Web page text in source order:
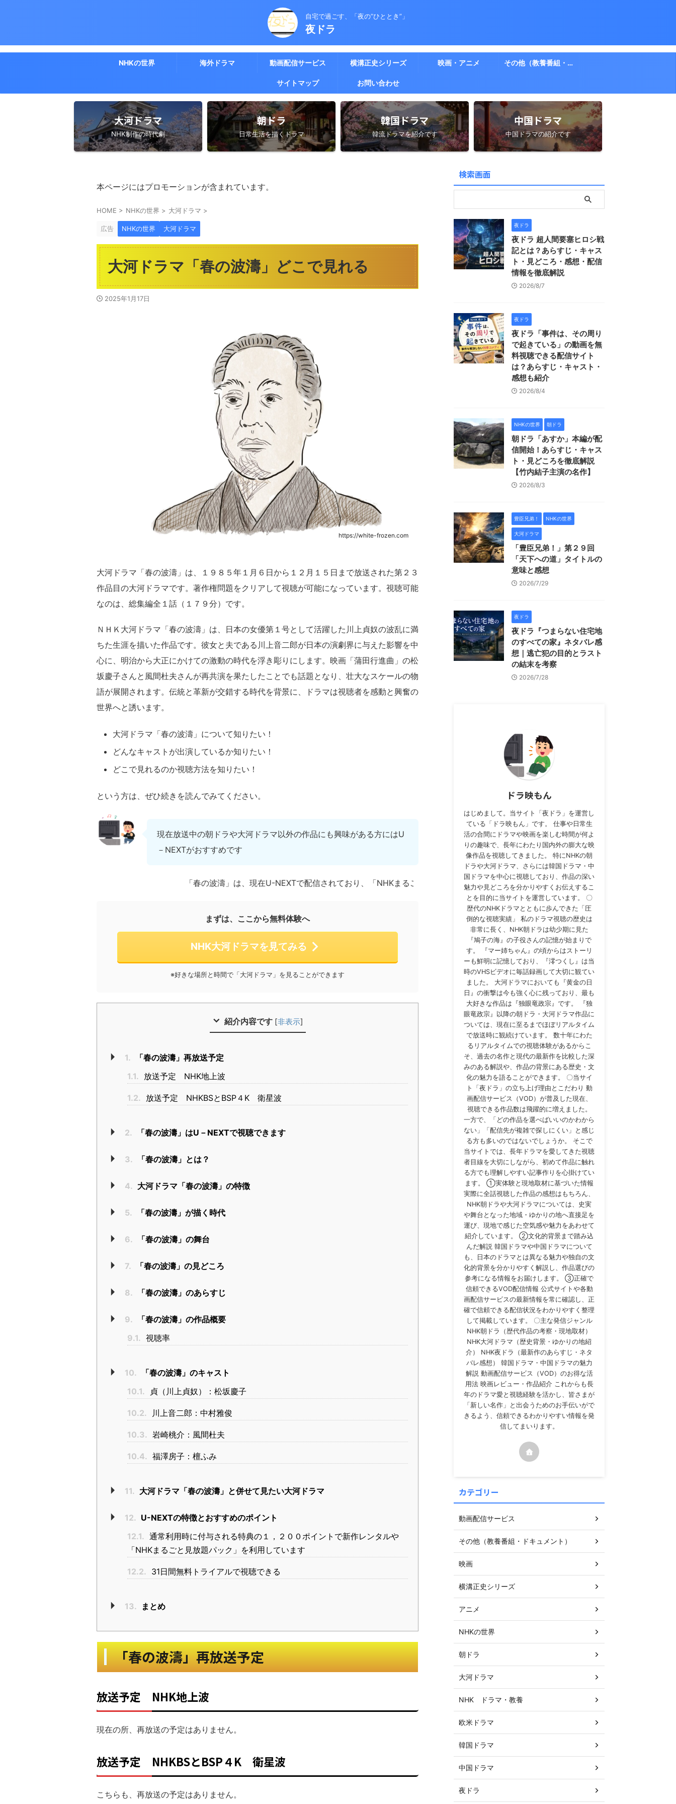
自宅で過ごす、「夜の”ひととき”」
夜ドラ
NHKの世界 海外ドラマ 動画配信サービス 横溝正史シリーズ 映画・アニメ その他（教養番組・ドキュメント）
サイトマップ お問い合わせ
大河ドラマ
NHK制作の時代劇
朝ドラ
日常生活を描くドラマ
韓国ドラマ
韓流ドラマを紹介です
中国ドラマ
中国ドラマの紹介です
本ページにはプロモーションが含まれています。
HOME > NHKの世界 > 大河ドラマ >
広告 NHKの世界 大河ドラマ
大河ドラマ「春の波濤」どこで見れる
2025年1月17日
https://white-frozen.com
大河ドラマ「春の波濤」は、１９８５年１月６日から１２月１５日まで放送された第２３
作品目の大河ドラマです。著作権問題をクリアして視聴が可能になっています。視聴可能
なのは、総集編全１話（１７９分）です。
ＮＨＫ大河ドラマ「春の波濤」は、日本の女優第１号として活躍した川上貞奴の波乱に満
ちた生涯を描いた作品です。彼女と夫である川上音二郎が日本の演劇界に与えた影響を中
心に、明治から大正にかけての激動の時代を浮き彫りにします。映画「蒲田行進曲」の松
坂慶子さんと風間杜夫さんが再共演を果たしたことでも話題となり、壮大なスケールの物
語が展開されます。伝統と革新が交錯する時代を背景に、ドラマは視聴者を感動と興奮の
世界へと誘います。
大河ドラマ「春の波濤」について知りたい！
どんなキャストが出演しているか知りたい！
どこで見れるのか視聴方法を知りたい！
という方は、ぜひ続きを読んでみてください。
現在放送中の朝ドラや大河ドラマ以外の作品にも興味がある方にはU
－NEXTがおすすめです
「春の波濤」は、現在U-NEXTで配信されており、「NHKまるごと見放題パック」で視聴できます。
まずは、ここから無料体験へ
NHK大河ドラマを見てみる
※好きな場所と時間で「大河ドラマ」を見ることができます
紹介内容です [非表示]
1.
「春の波濤」再放送予定
1.1. 放送予定 NHK地上波
1.2. 放送予定 NHKBSとBSP４K 衛星波
2. 「春の波濤」はU－NEXTで視聴できます
3. 「春の波濤」とは？
4. 大河ドラマ「春の波濤」の特徴
5. 「春の波濤」が描く時代
6. 「春の波濤」の舞台
7. 「春の波濤」の見どころ
8. 「春の波濤」のあらすじ
9.
「春の波濤」の作品概要
9.1. 視聴率
10.
「春の波濤」のキャスト
10.1.
貞（川上貞奴）：松坂慶子
10.2. 川上音二郎：中村雅俊
10.3. 岩崎桃介：風間杜夫
10.4. 福澤房子：檀ふみ
11. 大河ドラマ「春の波濤」と併せて見たい大河ドラマ
12. U-NEXTの特徴とおすすめのポイント
12.1. 通常利用時に付与される特典の１，２００ポイントで新作レンタルや
「NHKまるごと見放題パック」を利用しています
12.2. 31日間無料トライアルで視聴できる
13. まとめ
「春の波濤」再放送予定
放送予定 NHK地上波
現在の所、再放送の予定はありません。
放送予定 NHKBSとBSP４K 衛星波
こちらも、再放送の予定はありません。
検索画面
夜ドラ
夜ドラ 超人間要塞ヒロシ戦
記とは？あらすじ・キャス
ト・見どころ・感想・配信
情報を徹底解説
2026/8/7
夜ドラ
夜ドラ「事件は、その周り
で起きている」の動画を無
料視聴できる配信サイト
は？あらすじ・キャスト・
感想も紹介
2026/8/4
NHKの世界 朝ドラ
朝ドラ「あすか」本編が配
信開始！あらすじ・キャス
ト・見どころを徹底解説
【竹内結子主演の名作】
2026/8/3
豊臣兄弟！ NHKの世界
大河ドラマ
「豊臣兄弟！」第２９回
「天下への道」タイトルの
意味と感想
2026/7/29
夜ドラ
夜ドラ『つまらない住宅地
のすべての家』ネタバレ感
想｜逃亡犯の目的とラスト
の結末を考察
2026/7/28
ドラ映もん
はじめまして。当サイト「夜ドラ」を運営し
ている「ドラ映もん」です。 仕事や日常生
活の合間にドラマや映画を楽しむ時間が何よ
りの趣味で、長年にわたり国内外の膨大な映
像作品を視聴してきました。 特にNHKの朝
ドラや大河ドラマ、さらには韓国ドラマ・中
国ドラマを中心に視聴しており、作品の深い
魅力や見どころを分かりやすくお伝えするこ
とを目的に当サイトを運営しています。 〇
歴代のNHKドラマとともに歩んできた「圧
倒的な視聴実績」 私のドラマ視聴の歴史は
非常に長く、NHK朝ドラは幼少期に見た
『鳩子の海』の子役さんの記憶が始まりで
す。 『マー姉ちゃん』の頃からはストーリ
ーも鮮明に記憶しており、『澪つくし』は当
時のVHSビデオに毎話録画して大切に観てい
ました。 大河ドラマにおいても『黄金の日
日』の衝撃は今も強く心に残っており、最も
大好きな作品は『独眼竜政宗』です。 『独
眼竜政宗』以降の朝ドラ・大河ドラマ作品に
ついては、現在に至るまでほぼリアルタイム
で放送時に観続けています。 数十年にわた
るリアルタイムでの視聴体験があるからこ
そ、過去の名作と現代の最新作を比較した深
みのある解説や、作品の背景にある歴史・文
化の魅力を語ることができます。 〇当サイ
ト「夜ドラ」の立ち上げ理由とこだわり 動
画配信サービス（VOD）が普及した現在、
視聴できる作品数は飛躍的に増えました。
一方で、「どの作品を選べばいいのかわから
ない」「配信先が複雑で探しにくい」と感じ
る方も多いのではないでしょうか。 そこで
当サイトでは、長年ドラマを愛してきた視聴
者目線を大切にしながら、初めて作品に触れ
る方でも理解しやすい記事作りを心掛けてい
ます。 ①実体験と現地取材に基づいた情報
実際に全話視聴した作品の感想はもちろん、
NHK朝ドラや大河ドラマについては、史実
や舞台となった地域・ゆかりの地へ直接足を
運び、現地で感じた空気感や魅力をあわせて
紹介しています。 ②文化的背景まで踏み込
んだ解説 韓国ドラマや中国ドラマについて
も、日本のドラマとは異なる魅力や独自の文
化的背景を分かりやすく解説し、作品選びの
参考になる情報をお届けします。 ③正確で
信頼できるVOD配信情報 公式サイトや各動
画配信サービスの最新情報を常に確認し、正
確で信頼できる配信状況をわかりやすく整理
して掲載しています。 〇主な発信ジャンル
NHK朝ドラ（歴代作品の考察・現地取材）
NHK大河ドラマ（歴史背景・ゆかりの地紹
介） NHK夜ドラ（最新作のあらすじ・ネタ
バレ感想） 韓国ドラマ・中国ドラマの魅力
解説 動画配信サービス（VOD）のお得な活
用法 映画レビュー・作品紹介 これからも長
年のドラマ愛と視聴経験を活かし、皆さまが
「新しい名作」と出会うためのお手伝いがで
きるよう、信頼できるわかりやすい情報を発
信してまいります。
カテゴリー
動画配信サービス
その他（教養番組・ドキュメント）
映画
横溝正史シリーズ
アニメ
NHKの世界
朝ドラ
大河ドラマ
NHK ドラマ・教養
欧米ドラマ
韓国ドラマ
中国ドラマ
夜ドラ